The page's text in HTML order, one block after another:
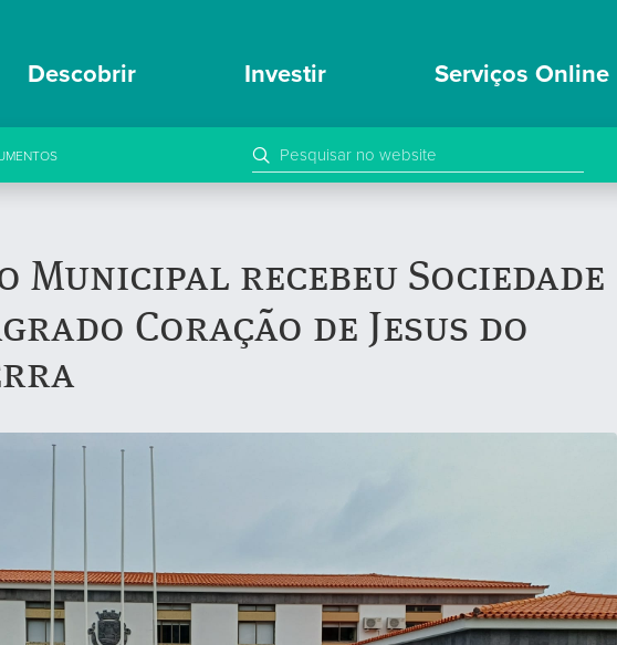
Descobrir Investir Serviços Online
Municipal recebeu Sociedade
Coração de Jesus do